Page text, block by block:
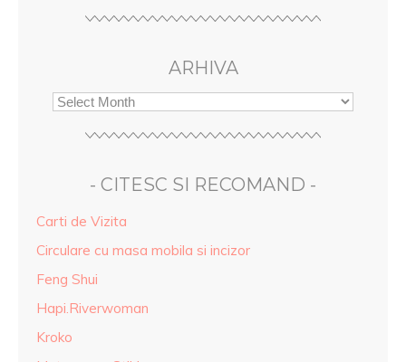
ARHIVA
- CITESC SI RECOMAND -
Carti de Vizita
Circulare cu masa mobila si incizor
Feng Shui
Hapi.Riverwoman
Kroko